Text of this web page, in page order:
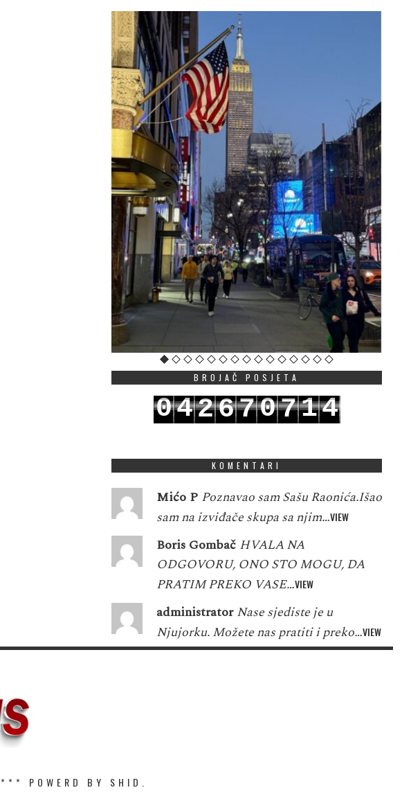
BROJAČ POSJETA
042670714
KOMENTARI
Mićo P Poznavao sam Sašu Raonića.Išao
sam na izviđače skupa sa njim…VIEW
Boris Gombač HVALA NA
ODGOVORU, ONO STO MOGU, DA
PRATIM PREKO VASE…VIEW
administrator Nase sjediste je u
Njujorku. Možete nas pratiti i preko…VIEW
*** POWERD BY SHID.